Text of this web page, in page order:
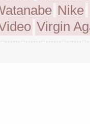
Nike
Virgin